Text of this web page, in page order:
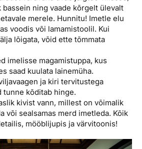
ning vaade kõrgelt ülevalt
merele. Hunnitu! Imetle elu
voodis või lamamistoolil. Kui
lõigata, võid ette tõmmata
imelisse magamistuppa, kus
saad kuulata lainemüha.
ja kiri tervitustega
tunne kõditab hinge.
kivist vann, millest on võimalik
või sealsamas merd imetleda. Kõik
mööblijupis ja värvitoonis!